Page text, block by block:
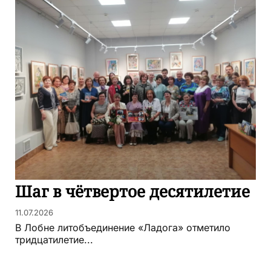
Шаг в чётвертое десятилетие
11.07.2026
В Лобне литобъединение «Ладога» отметило
тридцатилетие...